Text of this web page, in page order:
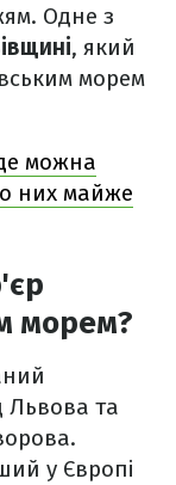
Одне з
, який
морем
можна
них майже
морем?
Львова та
у Європі